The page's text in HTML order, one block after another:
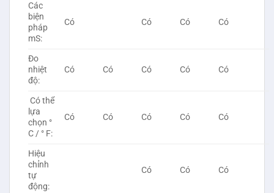
Các
biện
pháp
mS:
Có Có Có Có
Đo
nhiệt
độ:
Có Có Có Có Có
Có thể
lựa
chọn °
C / ° F:
Có Có Có Có Có
Hiệu
chỉnh
tự
động:
Có Có Có